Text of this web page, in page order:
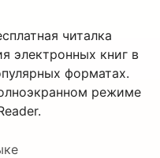
читалка
электронных книг в
форматах.
режиме